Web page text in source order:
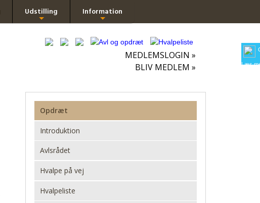
Læs
Udstilling Information
MEDLEMSLOGIN »
BLIV MEDLEM »
Opdræt
Introduktion
Avlsrådet
Hvalpe på vej
Hvalpeliste